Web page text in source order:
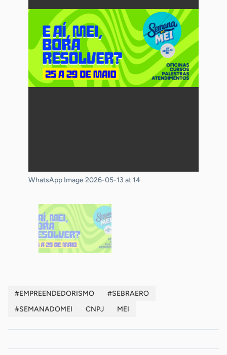
WhatsApp Image 2026-05-13 at 14
#EMPREENDEDORISMO
#SEBRAERO
#SEMANADOMEI
CNPJ MEI